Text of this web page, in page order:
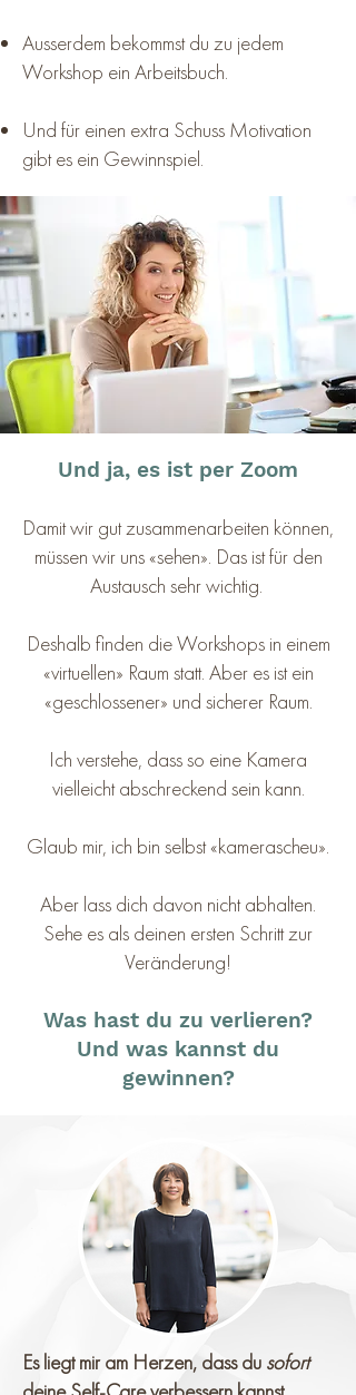
Ausserdem bekommst du zu jedem
Workshop ein Arbeitsbuch.
Und für einen extra Schuss Motivation
gibt es ein Gewinnspiel.
Und ja, es ist per Zoom
Damit wir gut zusammenarbeiten können,
müssen wir uns «sehen». Das ist für den
Austausch sehr wichtig.
Deshalb finden die Workshops in einem
«virtuellen» Raum statt. Aber es ist ein
«geschlossener» und sicherer Raum.
Ich verstehe, dass so eine Kamera
vielleicht abschreckend sein kann.
Glaub mir, ich bin selbst «kamerascheu».
Aber lass dich davon nicht abhalten.
Sehe es als deinen ersten Schritt zur
Veränderung!
Was hast du zu verlieren?
Und was kannst du
gewinnen?
Es liegt mir am Herzen, dass du sofort